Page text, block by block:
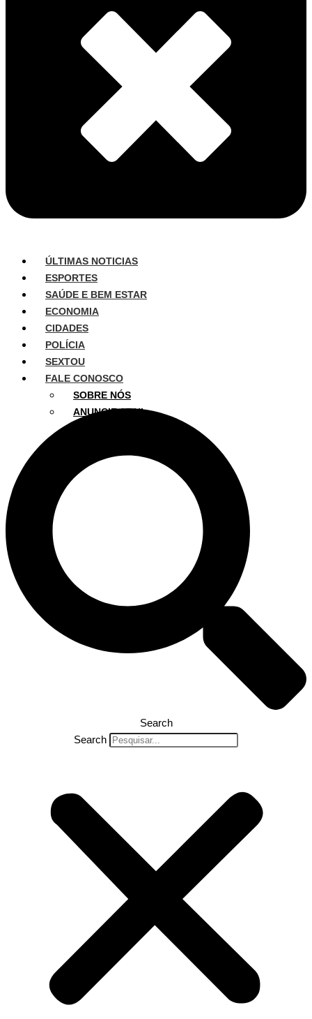
ÚLTIMAS NOTICIAS
ESPORTES
SAÚDE E BEM ESTAR
ECONOMIA
CIDADES
POLÍCIA
SEXTOU
FALE CONOSCO
SOBRE NÓS
ANUNCIE AQUI
Search
Search